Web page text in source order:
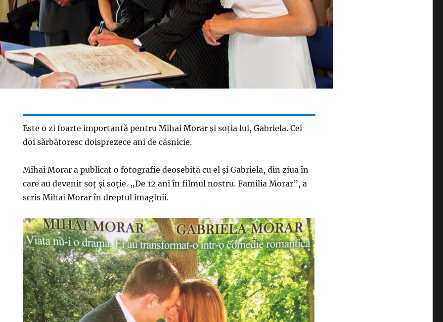
Este o zi foarte importantă pentru Mihai Morar şi soţia lui, Gabriela. Cei
doi sărbătoresc doisprezece ani de căsnicie.
Mihai Morar a publicat o fotografie deosebită cu el şi Gabriela, din ziua în
care au devenit soţ şi soţie. „De 12 ani în filmul nostru. Familia Morar”, a
scris Mihai Morar în dreptul imaginii.